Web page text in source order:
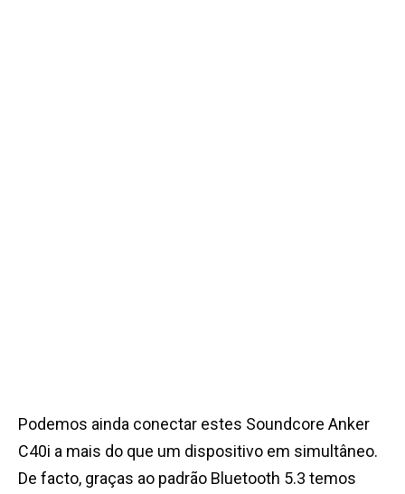
Podemos ainda conectar estes Soundcore Anker
C40i a mais do que um dispositivo em simultâneo.
De facto, graças ao padrão Bluetooth 5.3 temos